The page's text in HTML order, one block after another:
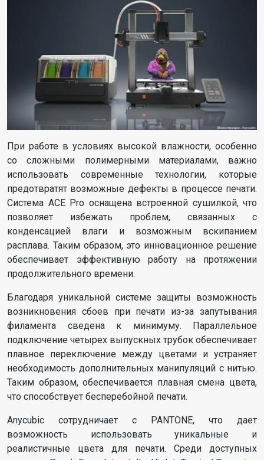
При работе в условиях высокой влажности, особенно
со сложными полимерными материалами, важно
использовать современные технологии, которые
предотвратят возможные дефекты в процессе печати.
Система ACE Pro оснащена встроенной сушилкой, что
позволяет избежать проблем, связанных с
конденсацией влаги и возможным вскипанием
расплава. Таким образом, это инновационное решение
обеспечивает эффективную работу на протяжении
продолжительного времени.
Благодаря уникальной системе защиты возможность
возникновения сбоев при печати из-за запутывания
филамента сведена к минимуму. Параллельное
подключение четырех выпускных трубок обеспечивает
плавное переключение между цветами и устраняет
необходимость дополнительных манипуляций с нитью.
Таким образом, обеспечивается плавная смена цвета,
что способствует бесперебойной печати.
Anycubic сотрудничает с PANTONE, что дает
возможность использовать уникальные и
реалистичные цвета для печати. Среди доступных